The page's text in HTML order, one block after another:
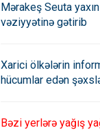
Mərakeş Seuta
vəziyyətinə gətirib
Xarici ölkələrin
hücumlar edən
Bəzi yerlərə yağış